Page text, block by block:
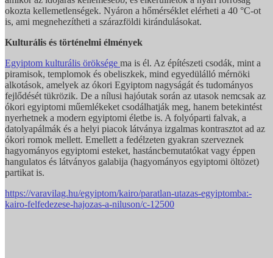
okozta kellemetlenségek. Nyáron a hőmérséklet elérheti a 40 °C-ot
is, ami megnehezítheti a szárazföldi kirándulásokat.
Kulturális és történelmi élmények
Egyiptom kulturális öröksége ma is él. Az építészeti csodák, mint a
piramisok, templomok és obeliszkek, mind egyedülálló mérnöki
alkotások, amelyek az ókori Egyiptom nagyságát és tudományos
fejlődését tükrözik. De a nílusi hajóutak során az utasok nemcsak az
ókori egyiptomi műemlékeket csodálhatják meg, hanem betekintést
nyerhetnek a modern egyiptomi életbe is. A folyóparti falvak, a
datolyapálmák és a helyi piacok látványa izgalmas kontrasztot ad az
ókori romok mellett. Emellett a fedélzeten gyakran szerveznek
hagyományos egyiptomi esteket, hastáncbemutatókat vagy éppen
hangulatos és látványos galabija (hagyományos egyiptomi öltözet)
partikat is.
https://varavilag.hu/egyiptom/kairo/paratlan-utazas-egyiptomba:-
kairo-felfedezese-hajozas-a-niluson/c-12500